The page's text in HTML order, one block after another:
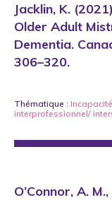
Jacklin, K.
Older Adult
Dementia.
306–320.
Thématique :
interprofessionnel/
O’Connor, A.